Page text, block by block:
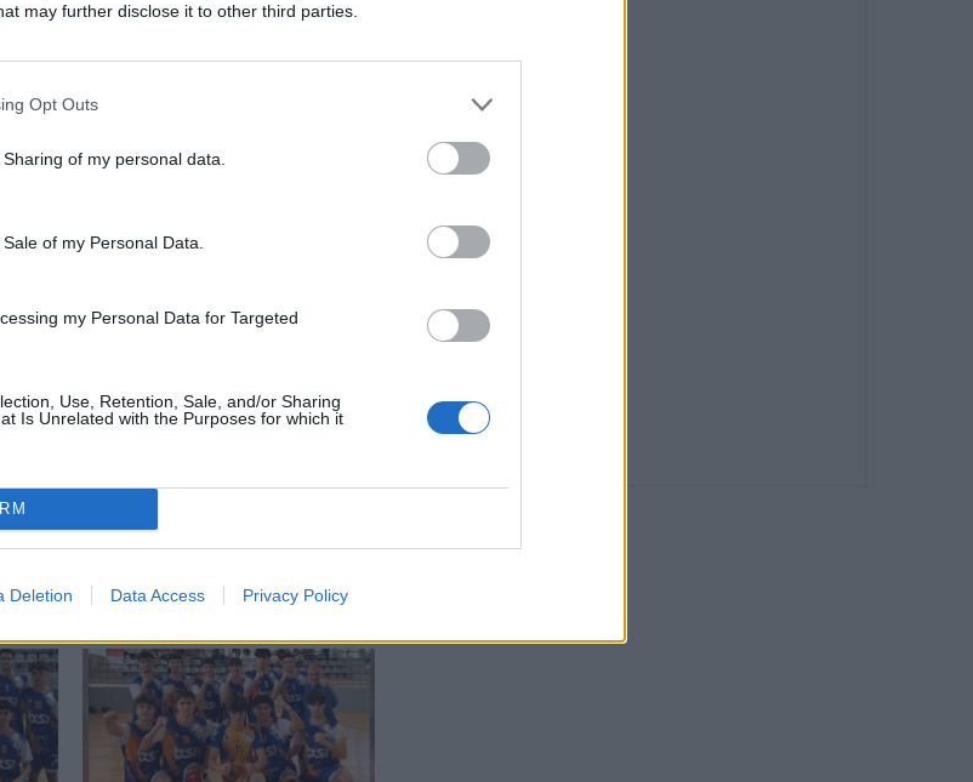
may further disclose it to other third parties.
Opt Outs
of my personal data.
of my Personal Data.
my Personal Data for Targeted
Use, Retention, Sale, and/or Sharing
Is Unrelated with the Purposes for which it
Deletion Data Access Privacy Policy